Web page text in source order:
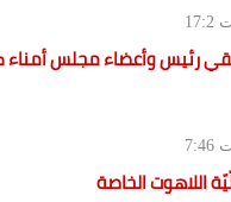
17:2
رئيس وأعضاء مجلس أمناء
7:46
اللاهوت الخاصة